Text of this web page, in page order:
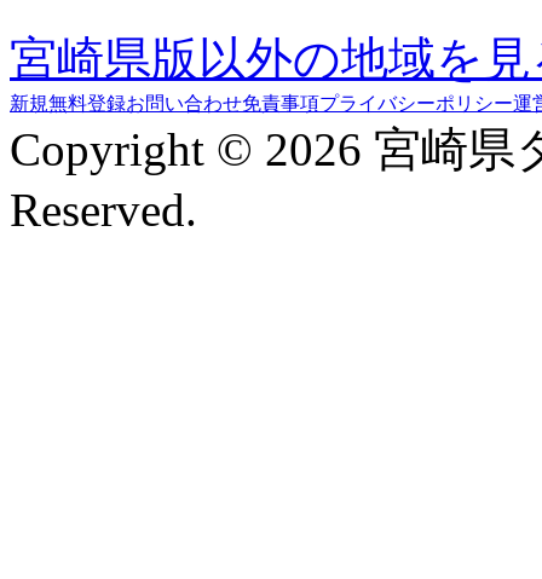
宮崎県版以外の地域を
新規無料登録お問い合わせ免責事項プライバシーポリシー運
Copyright © 2026 宮崎
Reserved.